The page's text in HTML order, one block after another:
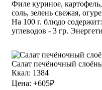
Филе куриное,
соль, зелень свежая,
На 100 г. блюдо
углеводов - 3 гр.
Салат печёночный
Ккал: 1384
Цена: +605₽